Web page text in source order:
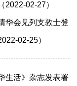
02-27）
华会见列支敦士登
02-25）
生活》杂志发表署